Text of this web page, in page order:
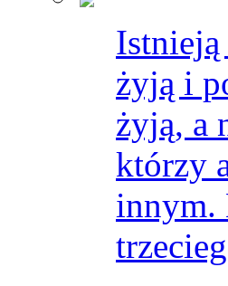
żyją i
żyją, a
którzy
innym.